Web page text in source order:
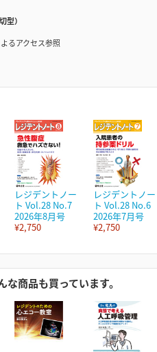
型）
るアクセス参照
レジデントノー
ト Vol.28 No.7
2026年8月号
¥2,750
レジデントノー
ト Vol.28 No.6
2026年7月号
¥2,750
商品も買っています。